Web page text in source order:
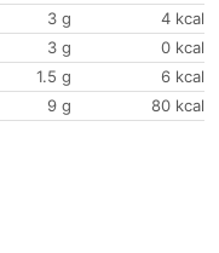
3 g
4 kcal
3 g
0 kcal
1.5 g
6 kcal
9 g 80 kcal